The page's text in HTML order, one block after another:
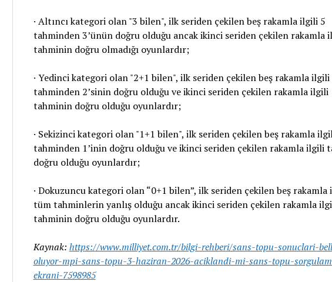
· Altıncı kategori olan "3 bilen", ilk seriden çekilen beş rakamla ilgili 5
tahminden 3’ünün doğru olduğu ancak ikinci seriden çekilen rakamla
tahminin doğru olmadığı oyunlardır;
· Yedinci kategori olan "2+1 bilen", ilk seriden çekilen beş rakamla ilgili
tahminden 2’sinin doğru olduğu ve ikinci seriden çekilen rakamla ilgili
tahminin doğru olduğu oyunlardır;
· Sekizinci kategori olan "1+1 bilen", ilk seriden çekilen beş rakamla
tahminden 1’inin doğru olduğu ve ikinci seriden çekilen rakamla ilgili
doğru olduğu oyunlardır;
· Dokuzuncu kategori olan “0+1 bilen”, ilk seriden çekilen beş rakamla
tüm tahminlerin yanlış olduğu ancak ikinci seriden çekilen rakamla
tahminin doğru olduğu oyunlardır.
Kaynak: https://www.milliyet.com.tr/bilgi-rehberi/sans-topu-sonuclari-
oluyor-mpi-sans-topu-3-haziran-2026-aciklandi-mi-sans-topu-
ekrani-7598985